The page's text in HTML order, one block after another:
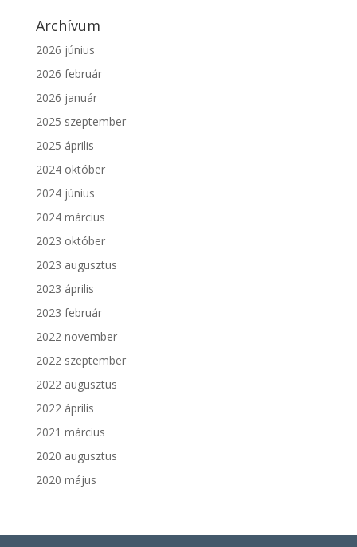
Archívum
2026 június
2026 február
2026 január
2025 szeptember
2025 április
2024 október
2024 június
2024 március
2023 október
2023 augusztus
2023 április
2023 február
2022 november
2022 szeptember
2022 augusztus
2022 április
2021 március
2020 augusztus
2020 május